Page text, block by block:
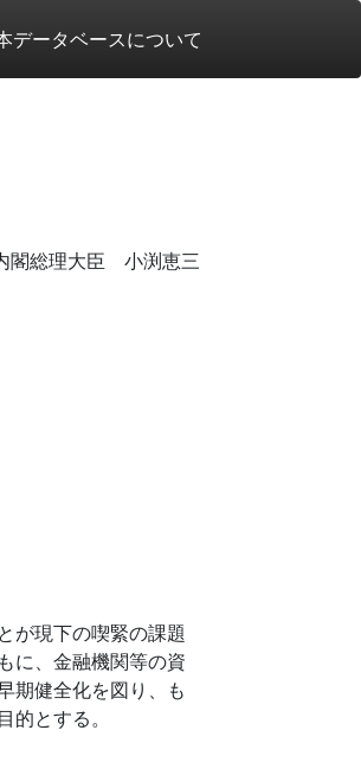
データベースについて
閣総理大臣 小渕恵三
が現下の喫緊の課題
に、金融機関等の資
期健全化を図り、も
とする。